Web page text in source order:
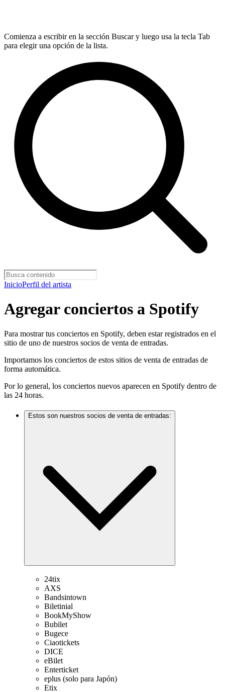
Comienza a escribir en la sección Buscar y luego usa la tecla Tab
para elegir una opción de la lista.
InicioPerfil del artista
Agregar conciertos a Spotify
Para mostrar tus conciertos en Spotify, deben estar registrados en el
sitio de uno de nuestros socios de venta de entradas.
Importamos los conciertos de estos sitios de venta de entradas de
forma automática.
Por lo general, los conciertos nuevos aparecen en Spotify dentro de
las 24 horas.
Estos son nuestros socios de venta de entradas:
24tix
AXS
Bandsintown
Biletinial
BookMyShow
Bubilet
Bugece
Ciaotickets
DICE
eBilet
Enterticket
eplus (solo para Japón)
Etix